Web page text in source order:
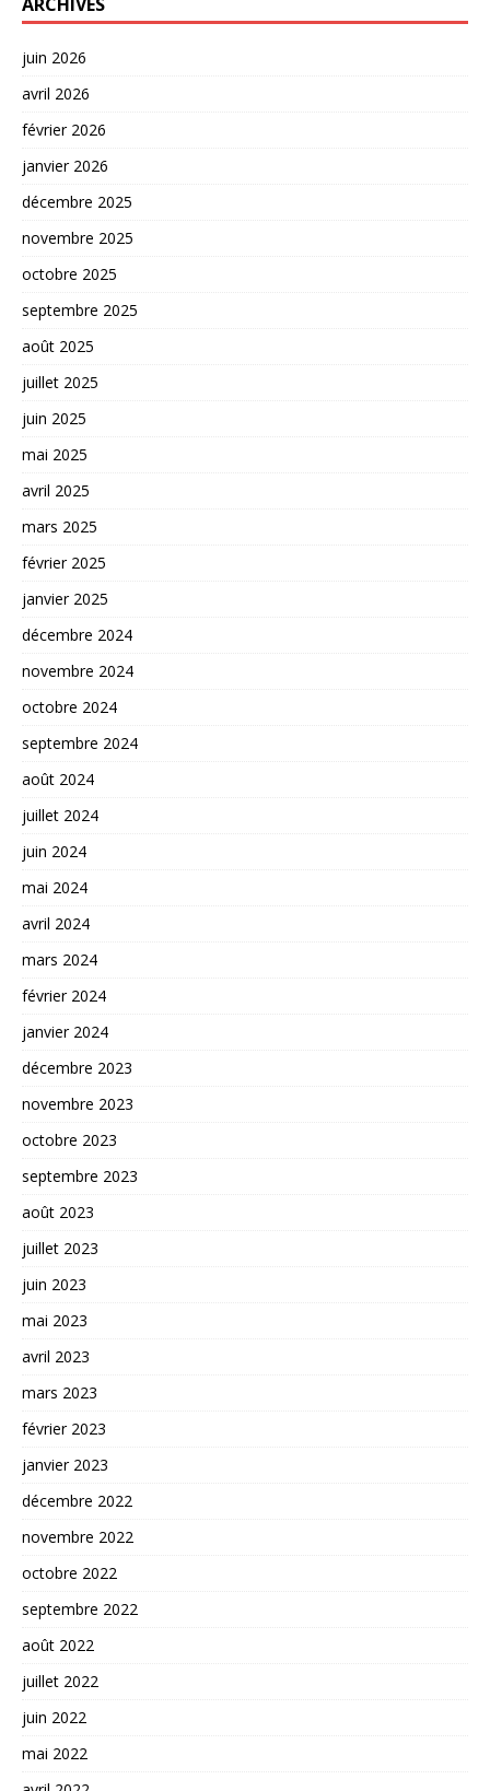
juin 2026
avril 2026
février 2026
janvier 2026
décembre 2025
novembre 2025
octobre 2025
septembre 2025
août 2025
juillet 2025
juin 2025
mai 2025
avril 2025
mars 2025
février 2025
janvier 2025
décembre 2024
novembre 2024
octobre 2024
septembre 2024
août 2024
juillet 2024
juin 2024
mai 2024
avril 2024
mars 2024
février 2024
janvier 2024
décembre 2023
novembre 2023
octobre 2023
septembre 2023
août 2023
juillet 2023
juin 2023
mai 2023
avril 2023
mars 2023
février 2023
janvier 2023
décembre 2022
novembre 2022
octobre 2022
septembre 2022
août 2022
juillet 2022
juin 2022
mai 2022